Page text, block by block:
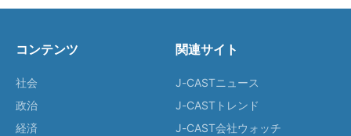
コンテンツ
社会
政治
経済
関連サイト
J-CASTニュース
J-CASTトレンド
J-CAST会社ウォッチ